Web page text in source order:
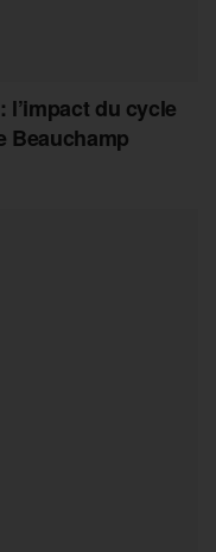
l’impact du cycle
Beauchamp